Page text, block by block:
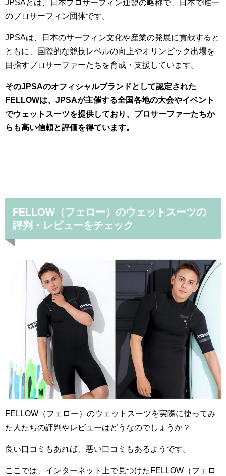
JPSAとは、日本プロサーフィン連盟の略称で、日本で唯一
のプロサーフィン団体です。
JPSAは、日本のサーフィン文化や産業の発展に貢献すると
ともに、国際的な競技レベルの向上やオリンピック出場を
目指すプロサーファーたちを育成・支援しています。
そのJPSAのオフィシャルブランドとして認定された
FELLOWは、JPSAが主催する全国各地の大会やイベント
でウェットスーツを提供しており、プロサーファーたちか
らも高い信頼と評価を得ています。
FELLOW（フェロー）のウェットスーツの
評判・レビューをチェック
FELLOW（フェロー）のウェットスーツを実際に使ってみ
た人たちの評判やレビューはどうなのでしょうか？
良い口コミもあれば、悪い口コミもあるようです。
ここでは、インターネット上で見つけたFELLOW（フェロ